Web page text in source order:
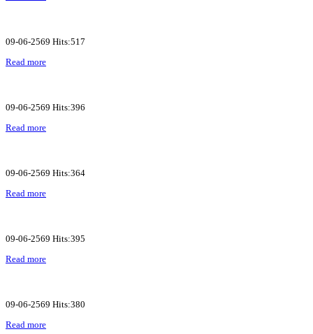
09-06-2569 Hits:517
Read more
09-06-2569 Hits:396
Read more
09-06-2569 Hits:364
Read more
09-06-2569 Hits:395
Read more
09-06-2569 Hits:380
Read more